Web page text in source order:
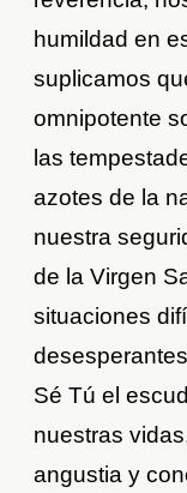
humildad en
suplicamos
omnipotente
las
azotes de la
nuestra
de la Virgen
situaciones
Sé Tú el
nuestras
angustia y